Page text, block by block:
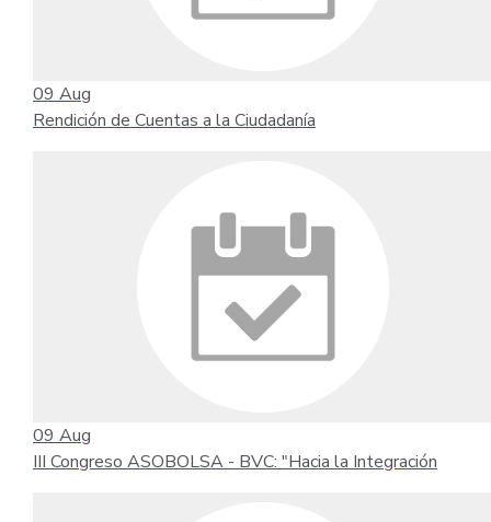
09 Aug
Rendición de Cuentas a la Ciudadanía
09 Aug
III Congreso ASOBOLSA - BVC: "Hacia la Integración